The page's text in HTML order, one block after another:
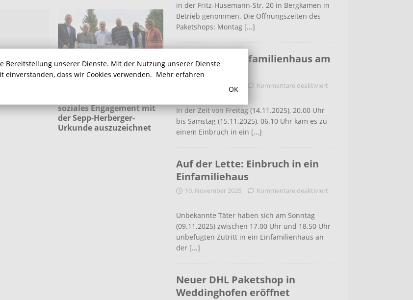
soziales Engagement mit
der Sepp-Herberger-
Urkunde auszuzeichnet
in der Fritz-Husemann-Str. 20 in Bergkamen in
Betrieb genommen. Die Öffnungszeiten des
Paketshops: Montag [...]
Einbruch in Einfamilienhaus am
Haldenweg
16. November 2025 Kommentare deaktiviert
In der Zeit von Freitag (14.11.2025), 20.00 Uhr
bis Samstag (15.11.2025), 06.10 Uhr kam es zu
einem Einbruch in ein [...]
Auf der Lette: Einbruch in ein
Einfamiliehaus
10. November 2025 Kommentare deaktiviert
Unbekannte Täter haben sich am Sonntag
(09.11.2025) zwischen 17.00 Uhr und 18.50 Uhr
unbefugten Zutritt in ein Einfamilienhaus an
der [...]
Neuer DHL Paketshop in
Weddinghofen eröffnet
Bereitstellung unserer Dienste. Mit der Nutzung unserer Dienste
einverstanden, dass wir Cookies verwenden. Mehr erfahren
OK